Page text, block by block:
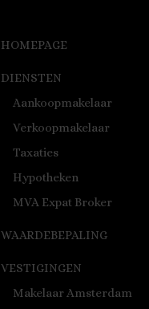
HOMEPAGE
DIENSTEN
Aankoopmakelaar
Verkoopmakelaar
Taxaties
Hypotheken
MVA Expat Broker
WAARDEBEPALING
VESTIGINGEN
Makelaar Amsterdam